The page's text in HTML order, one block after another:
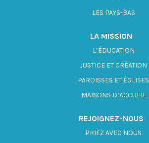
LES PAYS-BAS
LA MISSION
L’ÉDUCATION
JUSTICE ET CRÉATION
PAROISSES ET ÉGLISES
MAISONS D’ACCUEIL
REJOIGNEZ-NOUS
PRIEZ AVEC NOUS